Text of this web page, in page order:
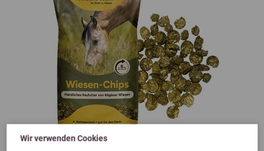
Wir verwenden Cookies